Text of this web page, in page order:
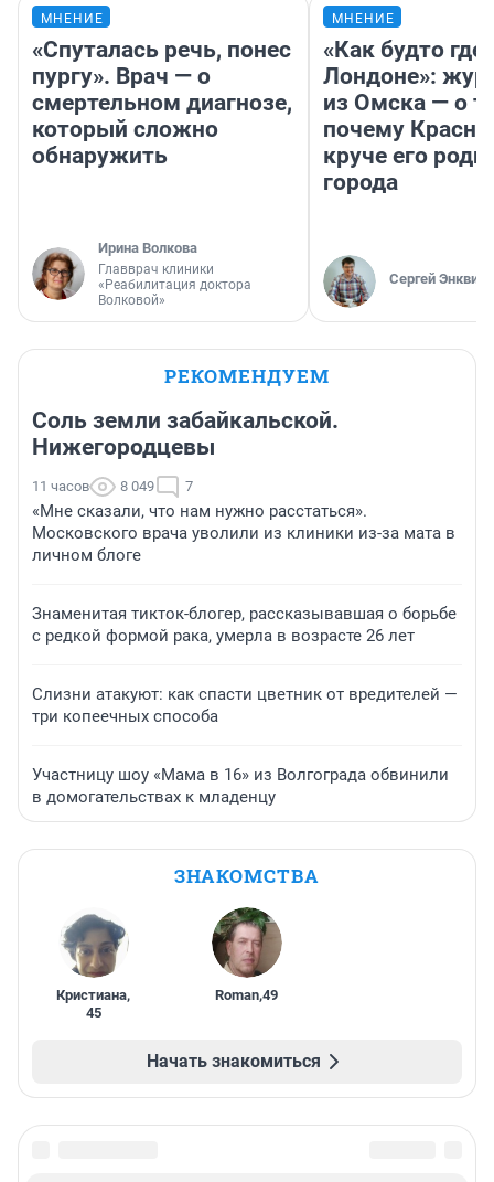
МНЕНИЕ
«Спуталась речь, понес
пургу». Врач — о
смертельном диагнозе,
который сложно
обнаружить
Ирина Волкова
Главврач клиники
«Реабилитация доктора
Волковой»
МНЕНИЕ
«Как будто
Лондоне»:
из Омска — о
почему
круче его
города
Сергей Энквист
РЕКОМЕНДУЕМ
Соль земли забайкальской.
Нижегородцевы
11 часов 8 049 7
«Мне сказали, что нам нужно расстаться».
Московского врача уволили из клиники из-за мата в
личном блоге
Знаменитая тикток-блогер, рассказывавшая о борьбе
с редкой формой рака, умерла в возрасте 26 лет
Слизни атакуют: как спасти цветник от вредителей —
три копеечных способа
Участницу шоу «Мама в 16» из Волгограда обвинили
в домогательствах к младенцу
ЗНАКОМСТВА
Кристиана,
45
Roman,49
Начать знакомиться